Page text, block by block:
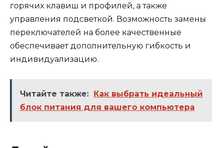
горячих клавиш и профилей, а также
управления подсветкой. Возможность замены
переключателей на более качественные
обеспечивает дополнительную гибкость и
индивидуализацию.
Читайте также: Как выбрать идеальный
блок питания для вашего компьютера